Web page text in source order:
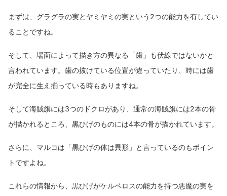
まずは、グラグラの実とヤミヤミの実という2つの能力を有してい
ることですね。
そして、場面によって描き方の異なる「歯」も伏線ではないかと
言われています。歯の抜けている位置が違っていたり、時には歯
が完全に生え揃っている時もありますね。
そして海賊旗には3つのドクロがあり、通常の海賊旗には2本の骨
が描かれるところ、黒ひげのものには4本の骨が描かれています。
さらに、マルコは「黒ひげの体は異形」と言っているのもポイン
トですよね。
これらの情報から、黒ひげがケルベロスの能力を持つ悪魔の実を